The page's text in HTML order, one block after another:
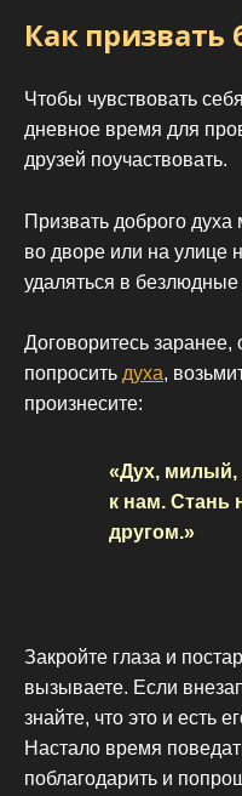
Как призвать
Чтобы чувствовать
дневное время для
друзей поучаствовать.
Призвать доброго
во дворе или на улице
удаляться в безлюдные
Договоритесь
попросить духа,
произнесите:
«Дух, милый,
к нам.
другом.»
Закройте глаза и
вызываете. Если
знайте, что это и есть
Настало время
поблагодарить и